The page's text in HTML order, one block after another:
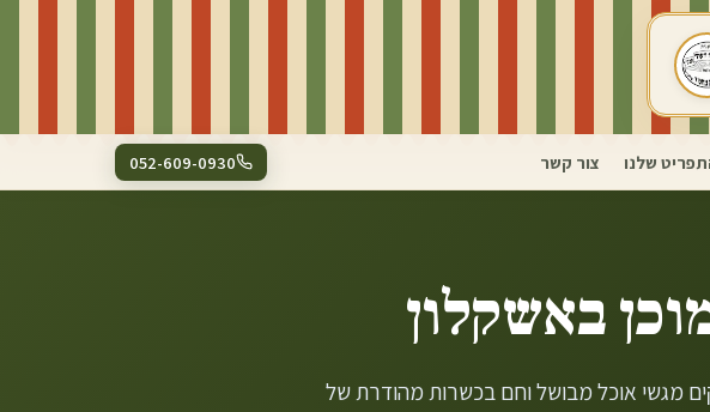
שלנו צור קשר 052-609-0930
באשקלון
מגשי אוכל מבושל וחם בכשרות מהודרת של